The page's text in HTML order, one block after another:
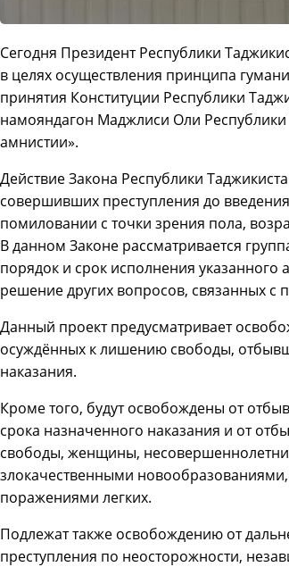
Сегодня Президент Республики
в целях осуществления принципа
принятия Конституции Республики
намояндагон Маджлиси Оли Республики
амнистии».
Действие Закона Республики
совершивших преступления до
помиловании с точки зрения пола,
В данном Законе рассматривается
порядок и срок исполнения
решение других вопросов, связанных с
Данный проект предусматривает
осуждённых к лишению свободы,
наказания.
Кроме того, будут освобождены от
срока назначенного наказания и от
свободы, женщины,
злокачественными
поражениями легких.
Подлежат также освобождению от
преступления по неосторожности,